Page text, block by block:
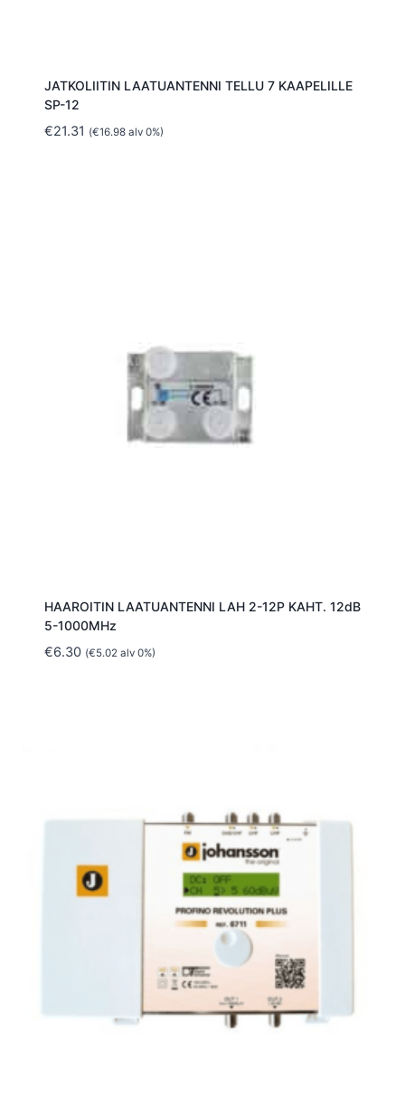
JATKOLIITIN LAATUANTENNI TELLU 7 KAAPELILLE
SP-12
€21.31 (€16.98alv 0%)
HAAROITIN LAATUANTENNI LAH 2-12P KAHT. 12dB
5-1000MHz
€6.30 (€5.02 alv 0%)